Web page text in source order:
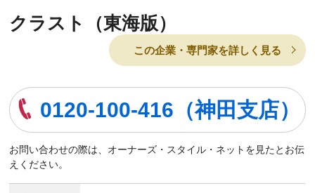
クラスト（東海版）
この企業・専門家を詳しく見る
0120-100-416（神田支店）
お問い合わせの際は、オーナーズ・スタイル・ネットを見たとお伝
えください。